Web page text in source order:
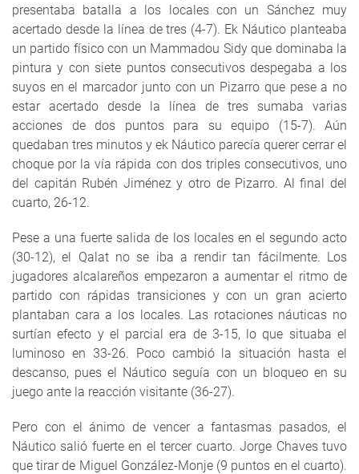
presentaba batalla a los locales con un Sánchez muy
acertado desde la línea de tres (4-7). Ek Náutico planteaba
un partido físico con un Mammadou Sidy que dominaba la
pintura y con siete puntos consecutivos despegaba a los
suyos en el marcador junto con un Pizarro que pese a no
estar acertado desde la línea de tres sumaba varias
acciones de dos puntos para su equipo (15-7). Aún
quedaban tres minutos y ek Náutico parecía querer cerrar el
choque por la vía rápida con dos triples consecutivos, uno
del capitán Rubén Jiménez y otro de Pizarro. Al final del
cuarto, 26-12.
Pese a una fuerte salida de los locales en el segundo acto
(30-12), el Qalat no se iba a rendir tan fácilmente. Los
jugadores alcalareños empezaron a aumentar el ritmo de
partido con rápidas transiciones y con un gran acierto
plantaban cara a los locales. Las rotaciones náuticas no
surtían efecto y el parcial era de 3-15, lo que situaba el
luminoso en 33-26. Poco cambió la situación hasta el
descanso, pues el Náutico seguía con un bloqueo en su
juego ante la reacción visitante (36-27).
Pero con el ánimo de vencer a fantasmas pasados, el
Náutico salió fuerte en el tercer cuarto. Jorge Chaves tuvo
que tirar de Miguel González-Monje (9 puntos en el cuarto).